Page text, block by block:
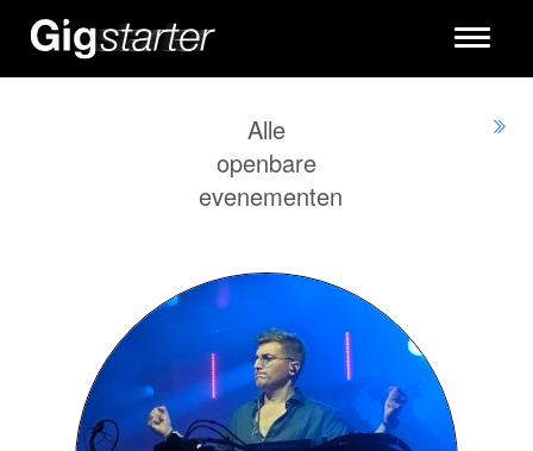
Toggle
Alle
openbare
evenementen